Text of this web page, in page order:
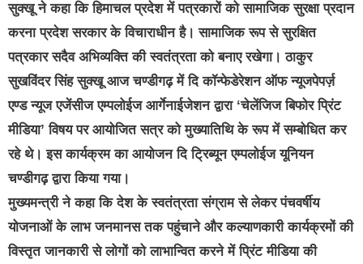
सुक्खू ने कहा कि हिमाचल प्रदेश में पत्रकारों को सामाजिक सुरक्षा प्रदान
करना प्रदेश सरकार के विचाराधीन है। सामाजिक रूप से सुरक्षित
पत्रकार सदैव अभिव्यक्ति की स्वतंत्रता को बनाए रखेगा। ठाकुर
सुखविंदर सिंह सुक्खू आज चण्डीगढ़ में दि कॉन्फेडेरेशन ऑफ न्यूजपेपर्ज़
एण्ड न्यूज एजेंसीज एम्पलोईज आर्गेनाईजेशन द्वारा ‘चेलेंजिज बिफोर प्रिंट
मीडिया’ विषय पर आयोजित सत्र को मुख्यातिथि के रूप में सम्बोधित कर
रहे थे। इस कार्यक्रम का आयोजन दि ट्रिब्यून एम्पलोईज यूनियन
चण्डीगढ़ द्वारा किया गया।
मुख्यमन्त्री ने कहा कि देश के स्वतंत्रता संग्राम से लेकर पंचवर्षीय
योजनाओं के लाभ जनमानस तक पहुंचाने और कल्याणकारी कार्यक्रमों की
विस्तृत जानकारी से लोगों को लाभान्वित करने में प्रिंट मीडिया की